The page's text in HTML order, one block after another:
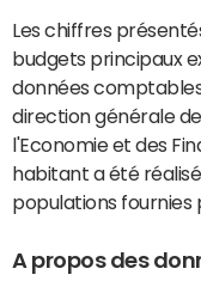
Les chiffres
budgets principaux
données
direction générale
l'Economie et des
habitant a été
populations fournies
A propos des